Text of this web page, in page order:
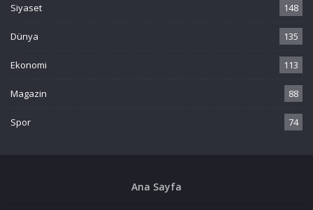
Siyaset 148
Dünya 135
Ekonomi 113
Magazin 88
Spor 74
Ana Sayfa